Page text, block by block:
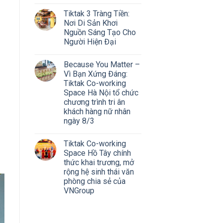
Tiktak 3 Tràng Tiền:
Nơi Di Sản Khơi
Nguồn Sáng Tạo Cho
Người Hiện Đại
Because You Matter –
Vì Bạn Xứng Đáng:
Tiktak Co-working
Space Hà Nội tổ chức
chương trình tri ân
khách hàng nữ nhân
ngày 8/3
Tiktak Co-working
Space Hồ Tây chính
thức khai trương, mở
rộng hệ sinh thái văn
phòng chia sẻ của
VNGroup